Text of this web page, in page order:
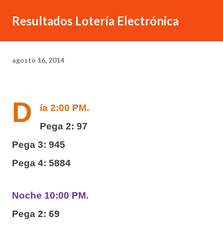
Resultados Lotería Electrónica
agosto 16, 2014
D
ía 2:00 PM.
Pega 2: 97
Pega 3: 945
Pega 4: 5884
Noche 10:00 PM.
Pega 2: 69